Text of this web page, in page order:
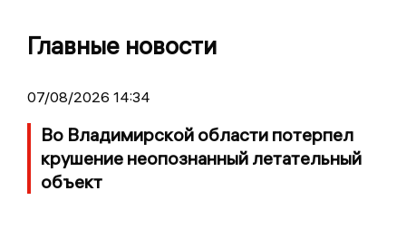
Главные новости
07/08/2026 14:34
Во Владимирской области потерпел
крушение неопознанный летательный
объект